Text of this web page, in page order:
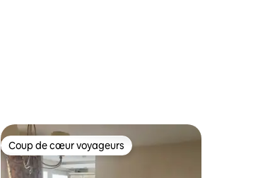
Coup de cœur voyageurs
Coup de cœur voyageurs